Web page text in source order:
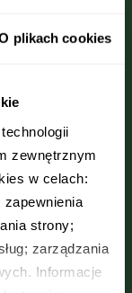
plikach cookies
zewnętrznym
w celach:
zapewnienia
strony;
zarządzania
Informacje